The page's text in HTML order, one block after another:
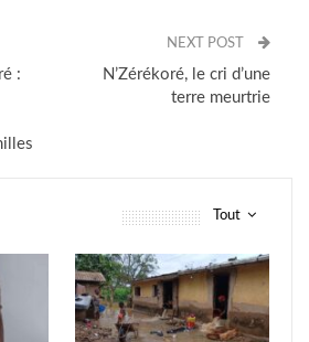
:
NEXT POST
N’Zérékoré, le cri d’une
terre meurtrie
Tout